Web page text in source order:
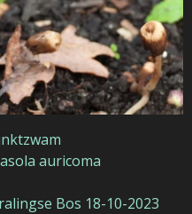
auricoma
Bos 18-10-2023